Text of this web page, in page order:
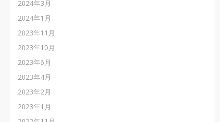
2024年3月
2024年1月
2023年11月
2023年10月
2023年6月
2023年4月
2023年2月
2023年1月